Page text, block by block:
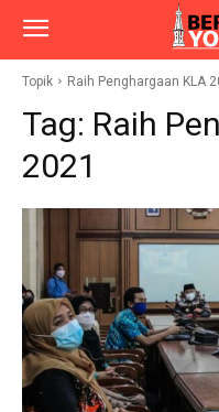
Topik Raih Penghargaan KLA
Tag: Raih
2021